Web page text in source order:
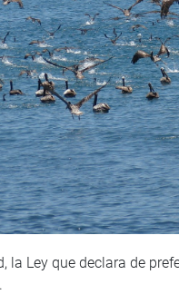
la Ley que declara de